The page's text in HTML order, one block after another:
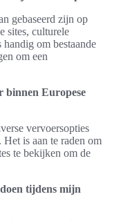
gebaseerd zijn op
sites, culturele
om bestaande
om een
binnen Europese
vervoersopties
Het is aan te raden om
te bekijken om de
tijdens mijn